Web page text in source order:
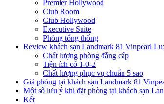
Premier Hollywood
Club Room
Club Hollywood
Executive Suite
Phòng tổng thống
Review khách sạn Landmark 81 Vinpearl
Chất lượng phòng đẳng cấp
Tiện ích có 1-0-2
Chất lượng phục vụ chuẩn 5 sao
Giá phòng tại khách sạn Landmark 81
Một số lưu ý khi đặt phòng tại khách sạn
Kết